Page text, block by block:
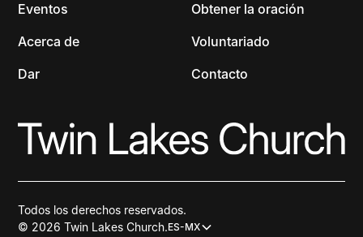
Eventos
Acerca de
Dar
Obtener la oración
Voluntariado
Contacto
© 2026 Twin Lakes Church.ES-MX
Todos los derechos reservados.